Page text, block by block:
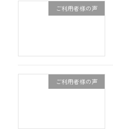
ご利用者様の声
ご利用者様の声